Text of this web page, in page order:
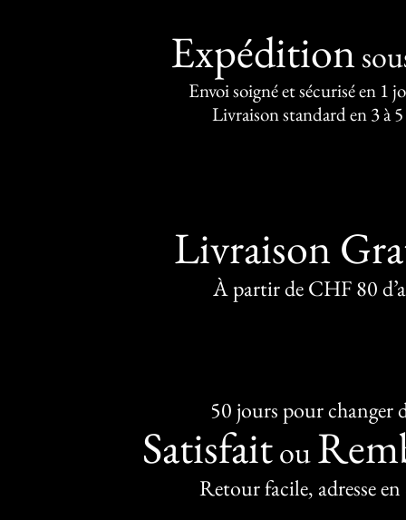
Expédition
Envoi soigné et sécurisé en 1
Livraison standard en 3 à
Livraison
À partir de CHF 80
50 jours pour changer
Satisfaitou
Retour facile, adresse en